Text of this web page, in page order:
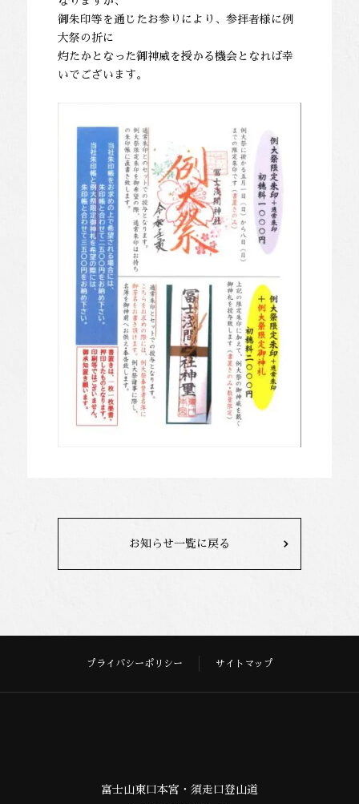
御朱印等を通じたお参りにより、参拝者様に例
大祭の折に
灼たかとなった御神威を授かる機会となれば幸
いでございます。
お知らせ一覧に戻る
プライバシーポリシー サイトマップ
富士山東口本宮・須走口登山道